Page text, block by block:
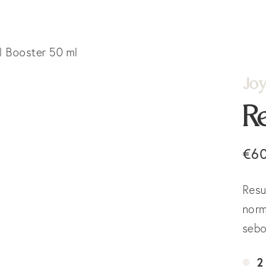
Booster 50 ml
€